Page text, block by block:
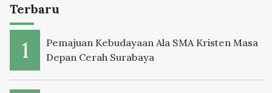
Terbaru
Pemajuan Kebudayaan Ala SMA Kristen Masa
Depan Cerah Surabaya